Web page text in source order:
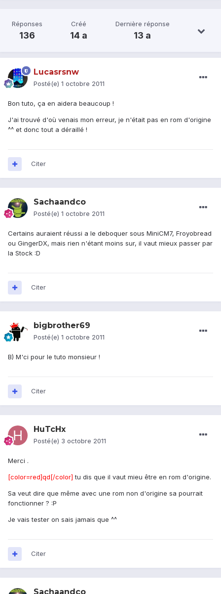
Réponses
136
Créé
14 a
Dernière réponse
13 a
Lucasrsnw
Posté(e) 1 octobre 2011
Bon tuto, ça en aidera beaucoup !
J'ai trouvé d'où venais mon erreur, je n'était pas en rom d'origine
^^ et donc tout a déraillé !
Citer
Sachaandco
Posté(e) 1 octobre 2011
Certains auraient réussi a le deboquer sous MiniCM7, Froyobread
ou GingerDX, mais rien n'étant moins sur, il vaut mieux passer par
la Stock :D
Citer
bigbrother69
Posté(e) 1 octobre 2011
B) M'ci pour le tuto monsieur !
Citer
HuTcHx
Posté(e) 3 octobre 2011
Merci .
[color=red]qd[/color] tu dis que il vaut mieu être en rom d'origine.
Sa veut dire que même avec une rom non d'origine sa pourrait
fonctionner ? :P
Je vais tester on sais jamais que ^^
Citer
Sachaandco